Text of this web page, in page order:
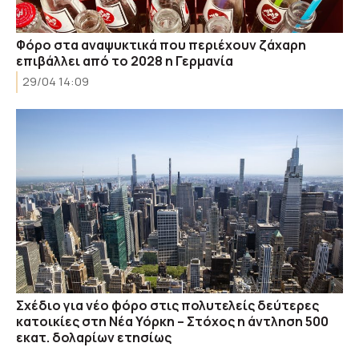
Φόρο στα αναψυκτικά που περιέχουν ζάχαρη
επιβάλλει από το 2028 η Γερμανία
29/04 14:09
Σχέδιο για νέο φόρο στις πολυτελείς δεύτερες
κατοικίες στη Νέα Υόρκη – Στόχος η άντληση 500
εκατ. δολαρίων ετησίως